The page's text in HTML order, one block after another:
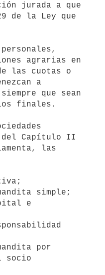
jurada a que
de la Ley que
agrarias en
a
finales.
del Capítulo II
las
socio